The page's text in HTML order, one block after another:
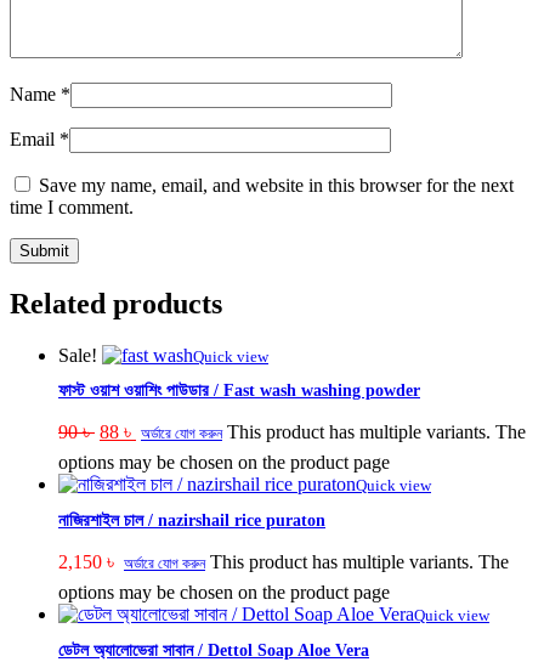
Name *
Email *
Save my name, email, and website in this browser for the next
time I comment.
Related products
Sale! Quick view
ফাস্ট ওয়াশ ওয়াশিং পাউডার / Fast wash washing powder
90৳ 88 ৳ অর্ডারে যোগ করুন This product has multiple variants. The
options may be chosen on the product page
Quick view
নাজিরশাইল চাল / nazirshail rice puraton
2,150 ৳ অর্ডারে যোগ করুন This product has multiple variants. The
options may be chosen on the product page
Quick view
ডেটল অ্যালোভেরা সাবান / Dettol Soap Aloe Vera